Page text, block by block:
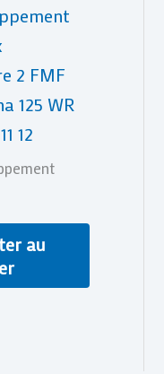
2 FMF
125 WR
12
au